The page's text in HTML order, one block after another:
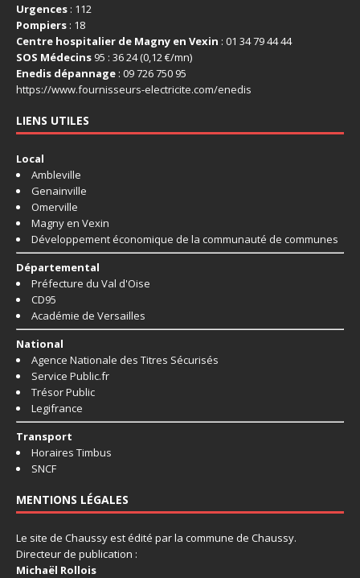
Urgences : 112
Pompiers : 18
Centre hospitalier de Magny en Vexin : 01 34 79 44 44
SOS Médecins 95 : 36 24 (0,12 €/mn)
Enedis dépannage : 09 726 750 95
https://www.fournisseurs-electricite.com/enedis
LIENS UTILES
Local
Ambleville
Genainville
Omerville
Magny en Vexin
Développement économique de la communauté de communes
Départemental
Préfecture du Val d'Oise
CD95
Académie de Versailles
National
Agence Nationale des Titres Sécurisés
Service Public.fr
Trésor Public
Legifrance
Transport
Horaires Timbus
SNCF
MENTIONS LÉGALES
Le site de Chaussy est édité par la commune de Chaussy.
Directeur de publication :
Michaël Rollois